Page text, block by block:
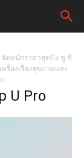
ดหนักราคาสุดปัง ชู ซี
รื่องเรื่องสุขภาพและ
U Pro